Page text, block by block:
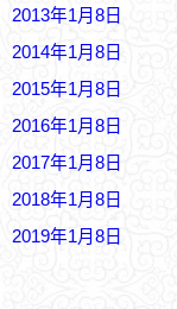
2013年1月8日
2014年1月8日
2015年1月8日
2016年1月8日
2017年1月8日
2018年1月8日
2019年1月8日